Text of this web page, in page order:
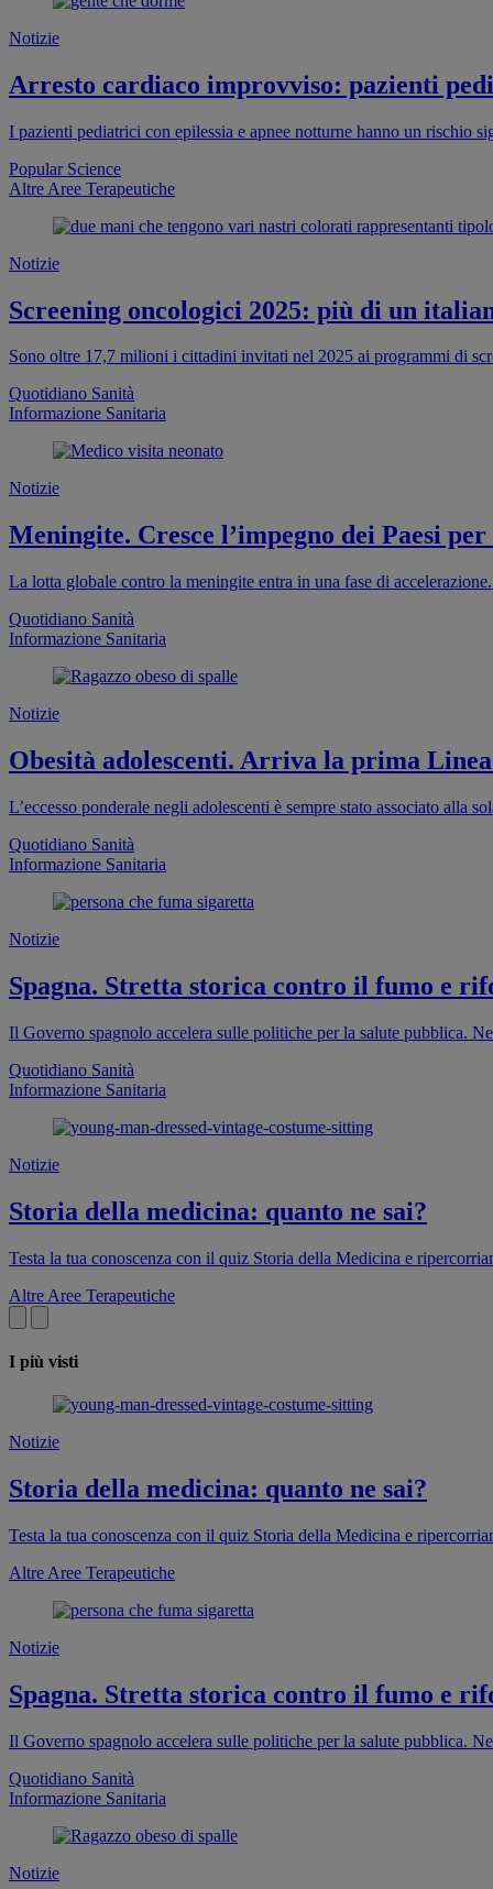
Notizie
Arresto cardiaco improvviso: pazienti
I pazienti pediatrici con epilessia e apnee notturne hanno un
Popular Science
Altre Aree Terapeutiche
Notizie
Screening oncologici 2025: più di un
Sono oltre 17,7 milioni i cittadini invitati nel 2025 ai programmi di
Quotidiano Sanità
Informazione Sanitaria
Notizie
Meningite. Cresce l’impegno dei Paesi
La lotta globale contro la meningite entra in una fase di
Quotidiano Sanità
Informazione Sanitaria
Notizie
Obesità adolescenti. Arriva la prima
L’eccesso ponderale negli adolescenti è sempre stato associato
Quotidiano Sanità
Informazione Sanitaria
Notizie
Spagna. Stretta storica contro il fumo e
Il Governo spagnolo accelera sulle politiche per la salute pubblica.
Quotidiano Sanità
Informazione Sanitaria
Notizie
Storia della medicina: quanto ne sai?
Testa la tua conoscenza con il quiz Storia della Medicina e
Altre Aree Terapeutiche
I più visti
Notizie
Storia della medicina: quanto ne sai?
Testa la tua conoscenza con il quiz Storia della Medicina e
Altre Aree Terapeutiche
Notizie
Spagna. Stretta storica contro il fumo e
Il Governo spagnolo accelera sulle politiche per la salute pubblica.
Quotidiano Sanità
Informazione Sanitaria
Notizie